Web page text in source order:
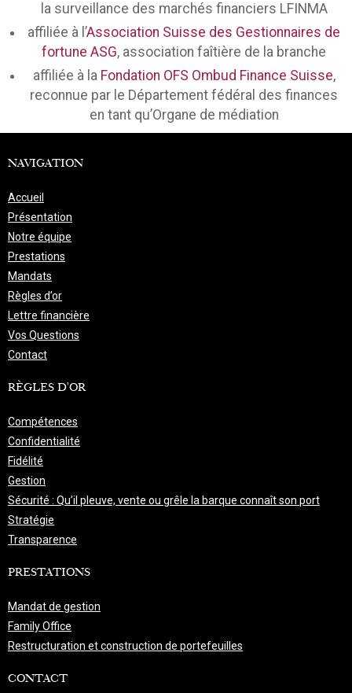
la surveillance des marchés financiers LFINMA
affiliée à l’Association Suisse des Gestionnaires de
fortune ASG, association faîtière de la branche
affiliée à la Fondation OFS Ombud Finance Suisse,
reconnue par le Département fédéral des finances
en tant qu’Organe de médiation
NAVIGATION
Accueil
Présentation
Notre équipe
Prestations
Mandats
Règles d’or
Lettre financière
Vos Questions
Contact
RÈGLES D'OR
Compétences
Confidentialité
Fidélité
Gestion
Sécurité : Qu’il pleuve, vente ou grêle la barque connaît son port
Stratégie
Transparence
PRESTATIONS
Mandat de gestion
Family Office
Restructuration et construction de portefeuilles
CONTACT